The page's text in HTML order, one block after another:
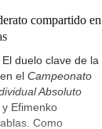
compartido en
duelo clave de la
en elCampeonato
Absoluto
Efimenko
Como